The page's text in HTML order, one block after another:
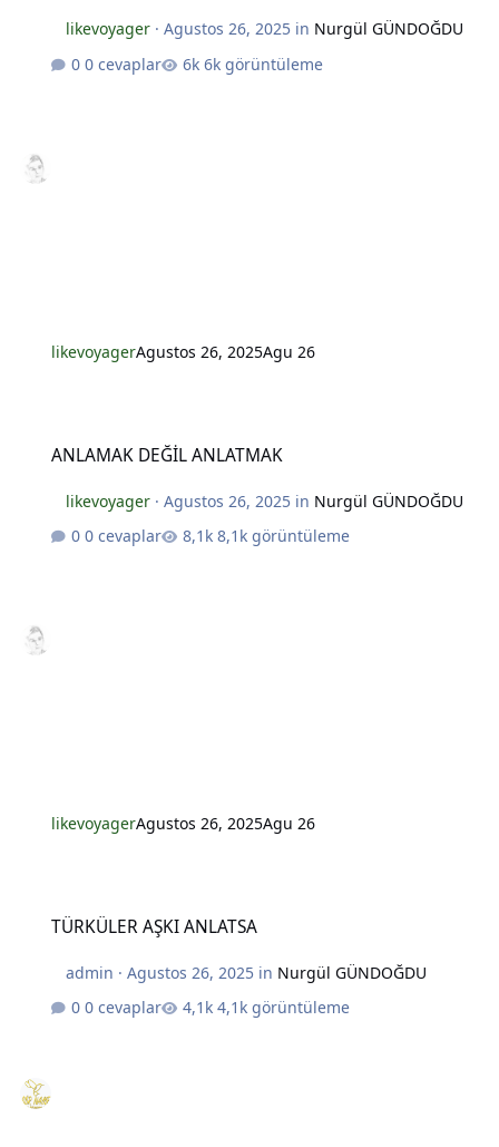
likevoyager· Agustos 26, 2025in Nurgül GÜNDOĞDU
0 cevaplar
6k görüntüleme
likevoyagerAgustos 26, 2025Agu 26
ANLAMAK DEĞİL ANLATMAK
likevoyager· Agustos 26, 2025in Nurgül GÜNDOĞDU
0 cevaplar
8,1k görüntüleme
likevoyagerAgustos 26, 2025Agu 26
TÜRKÜLER AŞKI ANLATSA
admin · Agustos 26, 2025in Nurgül GÜNDOĞDU
0 cevaplar
4,1k görüntüleme
*